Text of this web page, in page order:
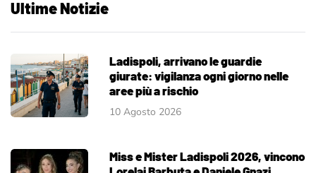
Ultime Notizie
Ladispoli, arrivano le guardie
giurate: vigilanza ogni giorno nelle
aree più a rischio
10 Agosto 2026
Miss e Mister Ladispoli 2026, vincono